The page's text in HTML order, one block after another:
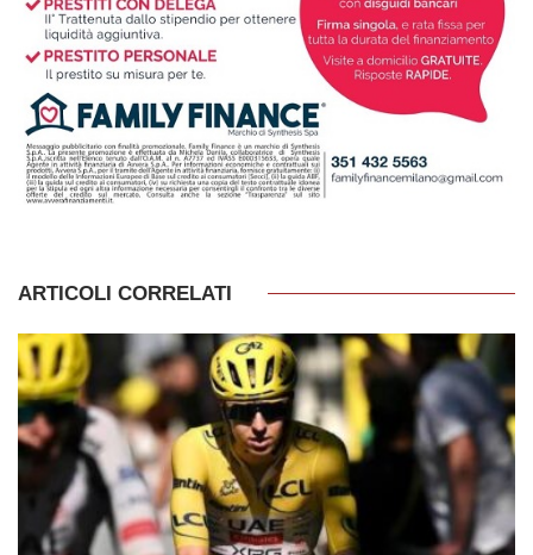
ARTICOLI CORRELATI